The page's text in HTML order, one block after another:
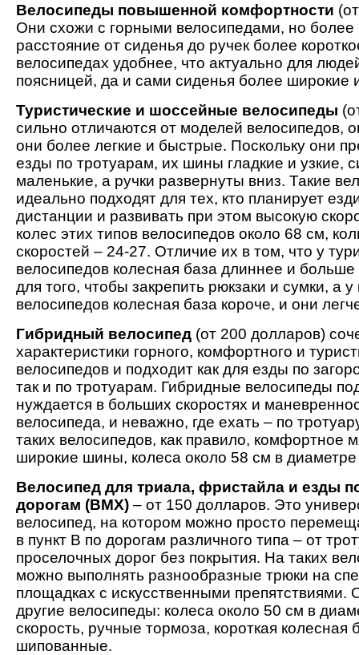
Велосипеды повышенной комфортности
Они схожи с горными велосипедами, но
расстояние от сиденья до ручек более
велосипедах удобнее, что актуально для
поясницей, да и сами сиденья более широкие
Туристические и шоссейные велосипеды
сильно отличаются от моделей велосипедов,
они более легкие и быстрые. Поскольку они
езды по тротуарам, их шины гладкие и узкие,
маленькие, а ручки развернуты вниз. Такие
идеально подходят для тех, кто планирует
дистанции и развивать при этом высокую
колес этих типов велосипедов около 68 см,
скоростей – 24-27. Отличие их в том, что у
велосипедов колесная база длиннее и
для того, чтобы закрепить рюкзаки и сумки, а
велосипедов колесная база короче, и они
Гибридный велосипед (от 200 долларов)
характеристики горного, комфортного и
велосипедов и подходит как для езды по
так и по тротуарам. Гибридные велосипеды
нуждается в больших скоростях и
велосипеда, и неважно, где ехать – по
таких велосипедов, как правило, комфортное
широкие шины, колеса около 58 см в диаметре
Велосипед для триала, фристайла и езды
дорогам (BMX) – от 150 долларов. Это
велосипед, на котором можно просто
в пункт В по дорогам различного типа – от
проселочных дорог без покрытия. На таких
можно выполнять разнообразные трюки на
площадках с искусственными
другие велосипеды: колеса около 50 см в
скорость, ручные тормоза, короткая
шипованные.